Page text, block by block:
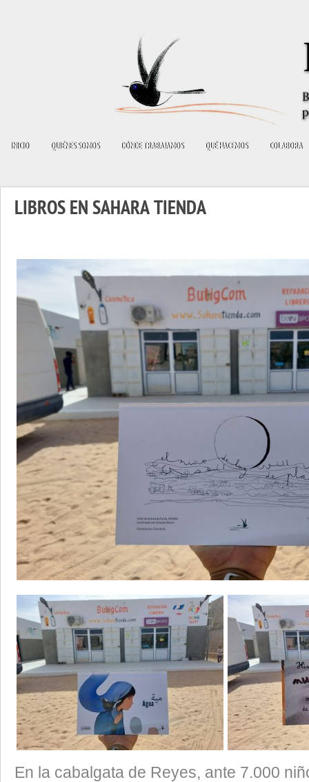
INICIO QUIÉNES SOMOS DÓNDE TRABAJAMOS QUÉ HACEMOS COLABORA
LIBROS EN SAHARA TIENDA
En la cabalgata de Reyes, ante 7.000